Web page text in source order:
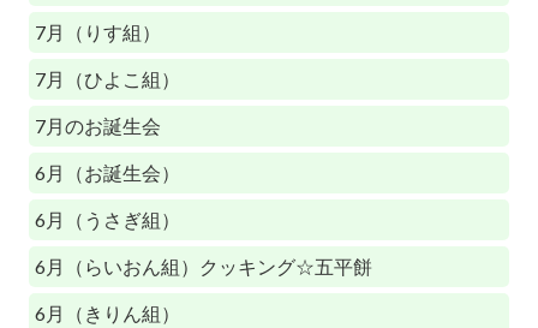
7月（りす組）
7月（ひよこ組）
7月のお誕生会
6月（お誕生会）
6月（うさぎ組）
6月（らいおん組）クッキング☆五平餅
6月（きりん組）